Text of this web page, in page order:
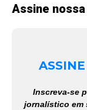
Assine
Inscreva-se
jornalístico em